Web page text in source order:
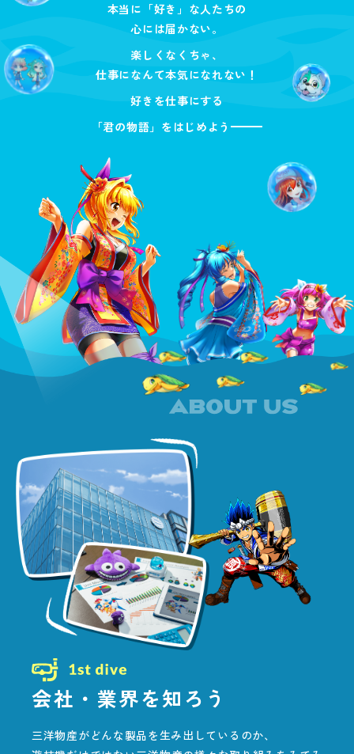
本当に「好き」な人たちの
心には届かない。
楽しくなくちゃ、
仕事になんて本気になれない！
好きを仕事にする
「君の物語」をはじめよう
会社・業界を知ろう
三洋物産がどんな製品を生み出しているのか、